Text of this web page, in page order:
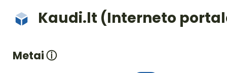
Kaudi.lt (Interneto
Metaiⓘ